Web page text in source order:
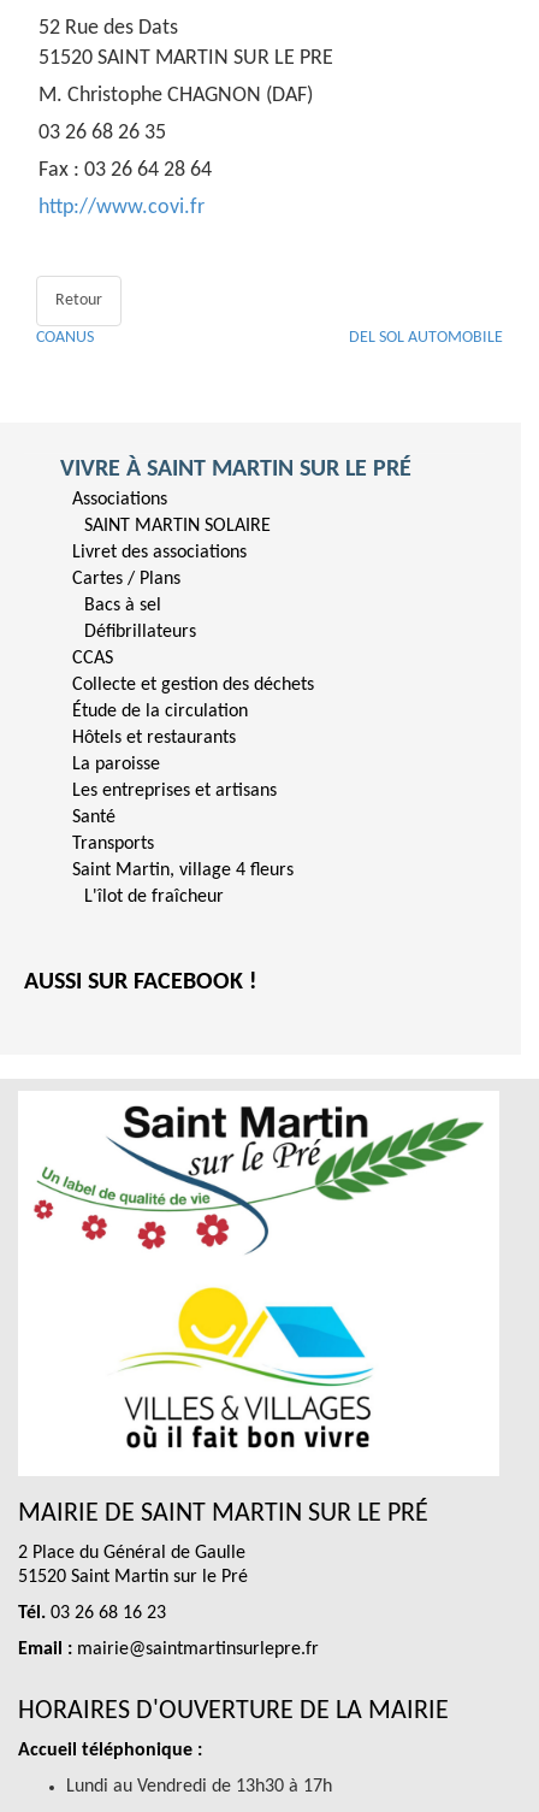
52 Rue des Dats
51520 SAINT MARTIN SUR LE PRE
M. Christophe CHAGNON (DAF)
03 26 68 26 35
Fax : 03 26 64 28 64
http://www.covi.fr
Retour
COANUS DEL SOL AUTOMOBILE
VIVRE À SAINT MARTIN SUR LE PRÉ
Associations
SAINT MARTIN SOLAIRE
Livret des associations
Cartes / Plans
Bacs à sel
Défibrillateurs
CCAS
Collecte et gestion des déchets
Étude de la circulation
Hôtels et restaurants
La paroisse
Les entreprises et artisans
Santé
Transports
Saint Martin, village 4 fleurs
L'îlot de fraîcheur
AUSSI SUR FACEBOOK !
MAIRIE DE SAINT MARTIN SUR LE PRÉ
2 Place du Général de Gaulle
51520 Saint Martin sur le Pré
Tél. 03 26 68 16 23
Email : mairie@saintmartinsurlepre.fr
HORAIRES D'OUVERTURE DE LA MAIRIE
Accueil téléphonique :
Lundi au Vendredi de 13h30 à 17h